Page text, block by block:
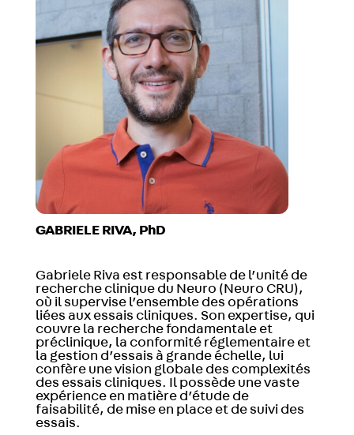
GABRIELE RIVA, PhD
Gabriele Riva est responsable de l’unité de
recherche clinique du Neuro (Neuro CRU),
où il supervise l’ensemble des opérations
liées aux essais cliniques. Son expertise, qui
couvre la recherche fondamentale et
préclinique, la conformité réglementaire et
la gestion d’essais à grande échelle, lui
confère une vision globale des complexités
des essais cliniques. Il possède une vaste
expérience en matière d’étude de
faisabilité, de mise en place et de suivi des
essais.